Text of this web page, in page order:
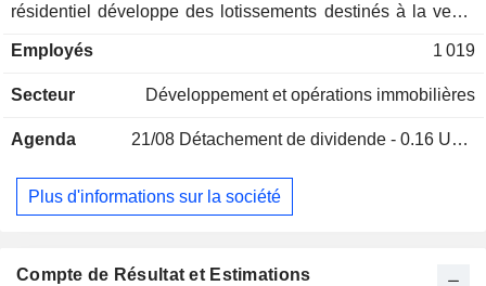
résidentiel développe des lotissements destinés à la vente
moindre mesure, à des particuliers. Parmi ses projets
Breakfast Point East, Titus Park, Ward Creek et bien
Club ; le parcours de golf et les équipements de Camp
Tooth ; le parcours de golf Origins ; et le parcours de golf
Third, ainsi que d’autres équipements de club situés au sein
immobiliers utilisés dans le cadre de ses activités et
Employés 1 019
Secteur Développement et opérations immobilières
Agenda 21/08 Détachement de dividende - 0.16 USD
Plus d'informations sur la société
Compte de Résultat et Estimations